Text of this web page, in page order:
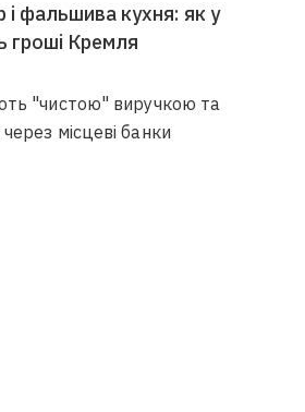
і фальшива кухня: як у
гроші Кремля
"чистою" виручкою та
місцеві банки